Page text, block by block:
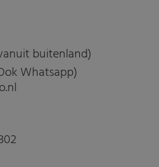
buitenland)
Whatsapp)